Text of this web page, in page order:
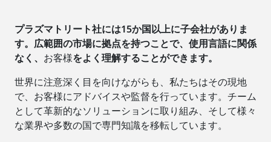
プラズマトリート社には15か国以上に子会社がありま
す。広範囲の市場に拠点を持つことで、使用言語に関係
なく、 お客様をよく理解することができます。
世界に注意深く目を向けながらも、私たちはその現地
で、お客様にアドバイスや監督を行っています。チーム
として革新的なソリューションに取り組み、そして様々
な業界や多数の国で専門知識を移転しています。